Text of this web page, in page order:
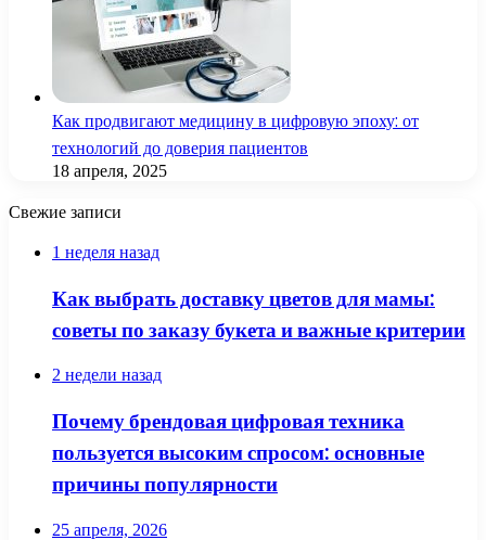
Как продвигают медицину в цифровую эпоху: от
технологий до доверия пациентов
18 апреля, 2025
Свежие записи
1 неделя назад
Как выбрать доставку цветов для мамы:
советы по заказу букета и важные критерии
2 недели назад
Почему брендовая цифровая техника
пользуется высоким спросом: основные
причины популярности
25 апреля, 2026